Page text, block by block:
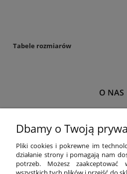
Tabele rozmiarów
O NAS
MOJE
PŁATNOŚCI I
Dbamy o Twoją
Pliki cookies i pokrewne im
działanie strony i pomagają nam
potrzeb. Możesz zaakceptować